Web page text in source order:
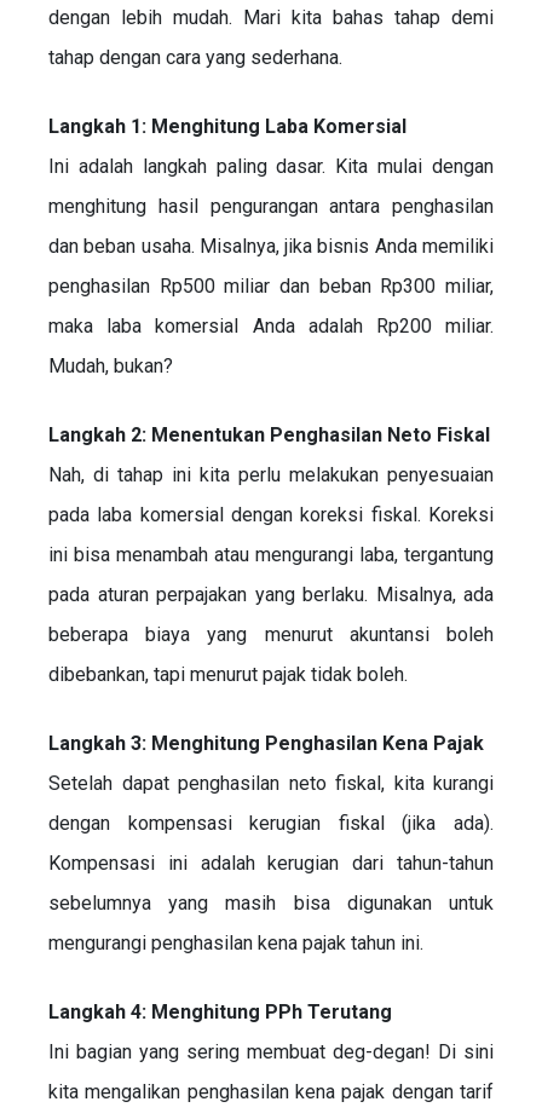
dengan lebih mudah. Mari kita bahas tahap demi
tahap dengan cara yang sederhana.
Langkah 1: Menghitung Laba Komersial
Ini adalah langkah paling dasar. Kita mulai dengan
menghitung hasil pengurangan antara penghasilan
dan beban usaha. Misalnya, jika bisnis Anda memiliki
penghasilan Rp500 miliar dan beban Rp300 miliar,
maka laba komersial Anda adalah Rp200 miliar.
Mudah, bukan?
Langkah 2: Menentukan Penghasilan Neto Fiskal
Nah, di tahap ini kita perlu melakukan penyesuaian
pada laba komersial dengan koreksi fiskal. Koreksi
ini bisa menambah atau mengurangi laba, tergantung
pada aturan perpajakan yang berlaku. Misalnya, ada
beberapa biaya yang menurut akuntansi boleh
dibebankan, tapi menurut pajak tidak boleh.
Langkah 3: Menghitung Penghasilan Kena Pajak
Setelah dapat penghasilan neto fiskal, kita kurangi
dengan kompensasi kerugian fiskal (jika ada).
Kompensasi ini adalah kerugian dari tahun-tahun
sebelumnya yang masih bisa digunakan untuk
mengurangi penghasilan kena pajak tahun ini.
Langkah 4: Menghitung PPh Terutang
Ini bagian yang sering membuat deg-degan! Di sini
kita mengalikan penghasilan kena pajak dengan tarif